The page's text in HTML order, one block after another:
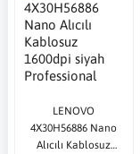
LENOVO
4X30H56886 Nano
Alıcılı Kablosuz